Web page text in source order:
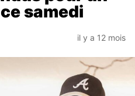
samedi
il y a 12 mois